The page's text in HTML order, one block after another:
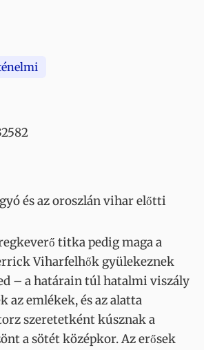
és az oroszlán vihar előtti
titka pedig maga a
Viharfelhők gyülekeznek
– a határain túl hatalmi viszály
az emlékek, és az alatta
szeretetként kúsznak a
a sötét középkor. Az erősek